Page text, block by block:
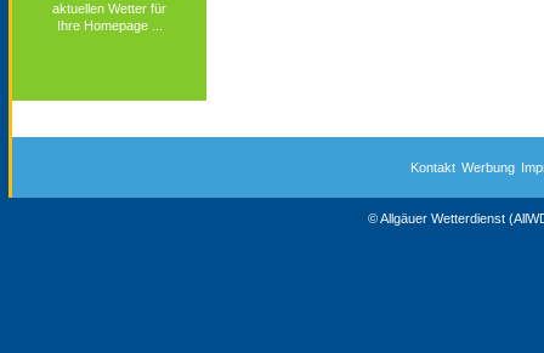
aktuellen Wetter für
Ihre Homepage ...
Kontakt Werbung
© Allgäuer Wetterdienst